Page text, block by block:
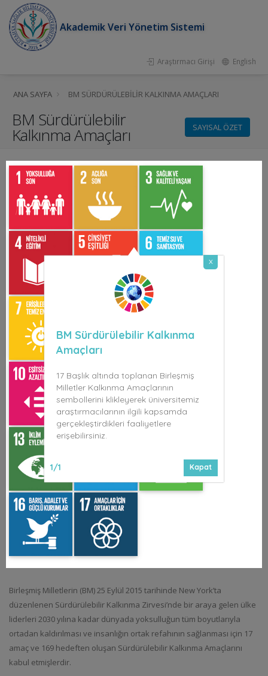
x
BM Sürdürülebilir Kalkınma
Amaçları
17 Başlık altında toplanan Birleşmiş
Milletler Kalkınma Amaçlarının
sembollerini klikleyerek üniversitemiz
araştırmacılarının ilgili kapsamda
gerçekleştirdikleri faaliyetlere
erişebilirsiniz.
1/1 Kapat
Akademik Veri Yönetim Sistemi
Araştırmacı Girişi English
ANA SAYFA BM SÜRDÜRÜLEBILIR KALKINMA AMAÇLARI
BM Sürdürülebilir
Kalkınma Amaçları SAYISAL ÖZET
Birleşmiş Milletlerin (BM) 25 Eylül 2015 tarihinde New York’ta
düzenlenen Sürdürülebilir Kalkınma Zirvesi’nde bir araya gelen ülke
liderleri 2030 yılına kadar dünyada yoksulluğun tüm boyutlarıyla
ortadan kaldırılması ve insanlığın ortak refahının sağlanması için 17
amaç ve 169 hedeften oluşan Sürdürülebilir Kalkınma Amaçlarını
kabul etmişlerdir.